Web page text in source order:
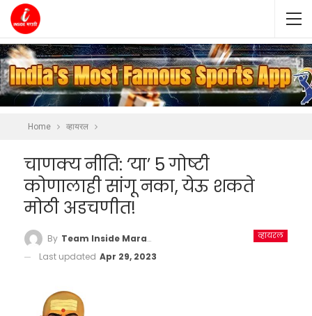
Home व्हायरल
चाणक्य नीति: ‘या’ 5 गोष्टी
कोणालाही सांगू नका, येऊ शकते
मोठी अडचणीत!
व्हायरल
By Team Inside Marathi
Last updated Apr 29, 2023